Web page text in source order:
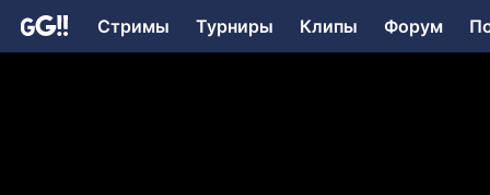
Стримы Турниры Клипы Форум